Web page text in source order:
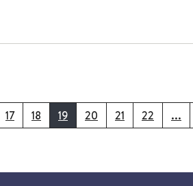
17 18 19 20 21 22 ...